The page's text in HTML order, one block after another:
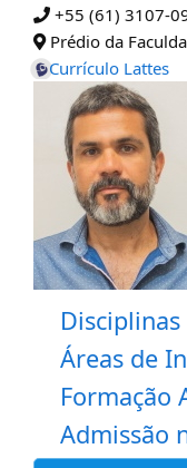
+55 (61) 3107-
Prédio da
Currículo Lattes
Áreas de
Formação
Admissão